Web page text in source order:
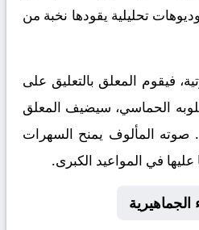
تحليلية يقودها نخبة من
فيقوم المعلق بالتعليق على
الحماسي، سيضيف المعلق
صوته المألوف يمنح السهرات
عليها في المواعيد الكبرى.
الجماهيرية